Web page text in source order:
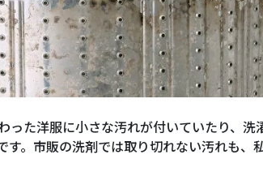
った洋服に小さな汚れが付いていたり、
す。市販の洗剤では取り切れない汚れも